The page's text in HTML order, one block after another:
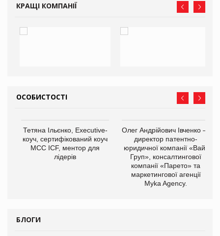
КРАЩІ КОМПАНІЇ
ОСОБИСТОСТІ
Тетяна Ільєнко, Executive-
коуч, сертифікований коуч
МСС ICF, ментор для
лідерів
Олег Андрійович Івченко —
директор патентно-
юридичної компанії «Вайз
Груп», консалтингової
компанії «Парето» та
маркетингової агенції
Myka Agency.
БЛОГИ